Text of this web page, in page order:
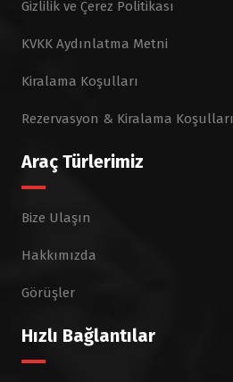
Gizlilik ve Çerez Politikası
KVKK Aydınlatma Metni
Kiralama Koşulları
Rezervasyon & Kiralama Koşulları
Araç Türlerimiz
Bize Ulaşın
Hakkımızda
Görüşler
Hızlı Bağlantılar